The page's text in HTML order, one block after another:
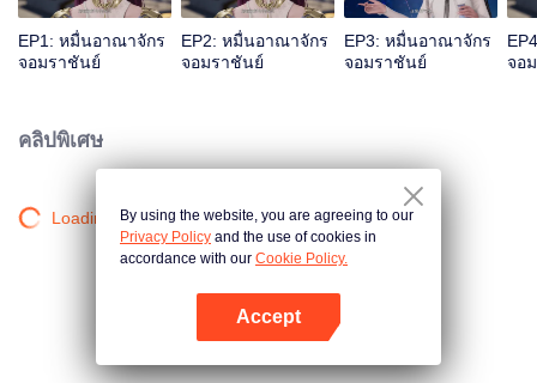
EP1: หมื่นอาณาจักร
จอมราชันย์
EP2: หมื่นอาณาจักร
จอมราชันย์
EP3: หมื่นอาณาจักร
จอมราชันย์
จอ
คลิปพิเศษ
Loading…By using the website, you are agreeing to our
Privacy Policy and the use of cookies in
accordance with our Cookie Policy.
Accept